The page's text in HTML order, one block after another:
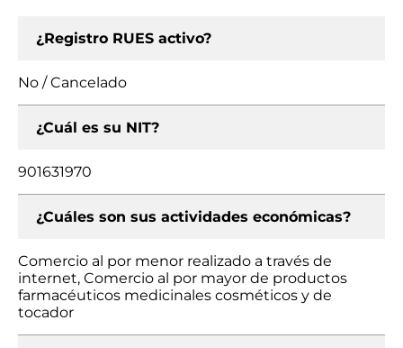
¿Registro RUES activo?
No / Cancelado
¿Cuál es su NIT?
901631970
¿Cuáles son sus actividades económicas?
Comercio al por menor realizado a través de
internet, Comercio al por mayor de productos
farmacéuticos medicinales cosméticos y de
tocador